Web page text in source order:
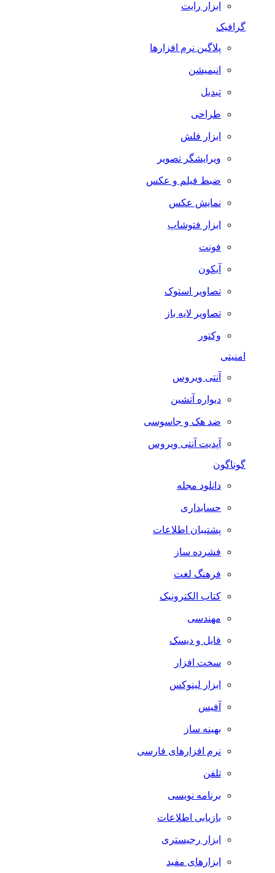
ابزار رایت
گرافیک
پلاگین نرم افزارها
انیمیشن
تبدیل
طراحی
ابزار فلش
ویرایشگر تصویر
ضبط فيلم و عكس
نمایش عکس
ابزار فتوشاپ
فونت
آیکون
تصاویر استوک
تصاویر لایه باز
وکتور
امنیتی
آنتی ویروس
دیواره آتشین
ضد هک و جاسوسی
آپدیت آنتی ویروس
گوناگون
دانلود مجله
حسابداری
پشتیبان اطلاعات
فشرده ساز
فرهنگ لغت
کتاب الکترونیک
مهندسی
فایل و دیسک
سخت افزار
ابزار لینوکس
آفیس
بهینه ساز
نرم افزارهای فارسی
تلفن
برنامه نویسی
بازیابی اطلاعات
ابزار رجیستری
ابزارهای مفید